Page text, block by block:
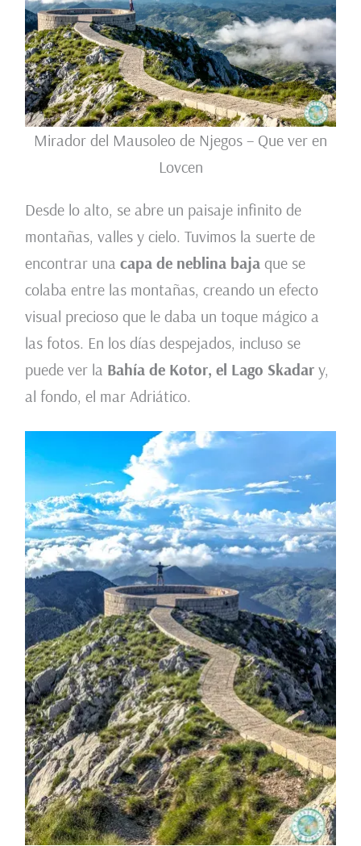
Mirador del Mausoleo de Njegos – Que ver en
Lovcen
Desde lo alto, se abre un paisaje infinito de
montañas, valles y cielo. Tuvimos la suerte de
encontrar una capa de neblina bajaque se
colaba entre las montañas, creando un efecto
visual precioso que le daba un toque mágico a
las fotos. En los días despejados, incluso se
puede ver la Bahía de Kotor, el Lago Skadary,
al fondo, el mar Adriático.